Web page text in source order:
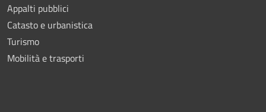
Appalti pubblici
Catasto e urbanistica
Turismo
Mobilità e trasporti